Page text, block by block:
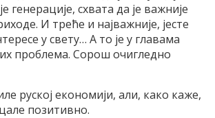
схвата да је важније
И треће и најважније, јесте
у свету… А то је у главама
проблема. Сорош очигледно
руској економији, али, како каже,
позитивно.